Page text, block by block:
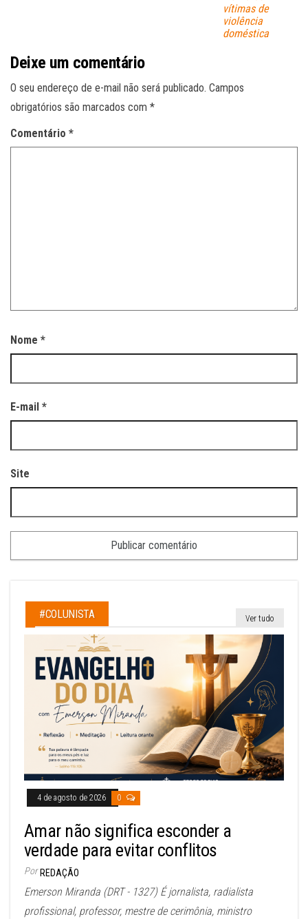
vítimas de
violência
doméstica
Deixe um comentário
O seu endereço de e-mail não será publicado. Campos
obrigatórios são marcados com *
Comentário *
Nome *
E-mail *
Site
#COLUNISTA Ver tudo
4 de agosto de 2026 0
Amar não significa esconder a
verdade para evitar conflitos
Por REDAÇÃO
Emerson Miranda (DRT - 1327) É jornalista, radialista
profissional, professor, mestre de cerimônia, ministro